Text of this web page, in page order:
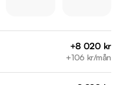
Se våra bilar på
+8 020 kr
+106 kr/mån